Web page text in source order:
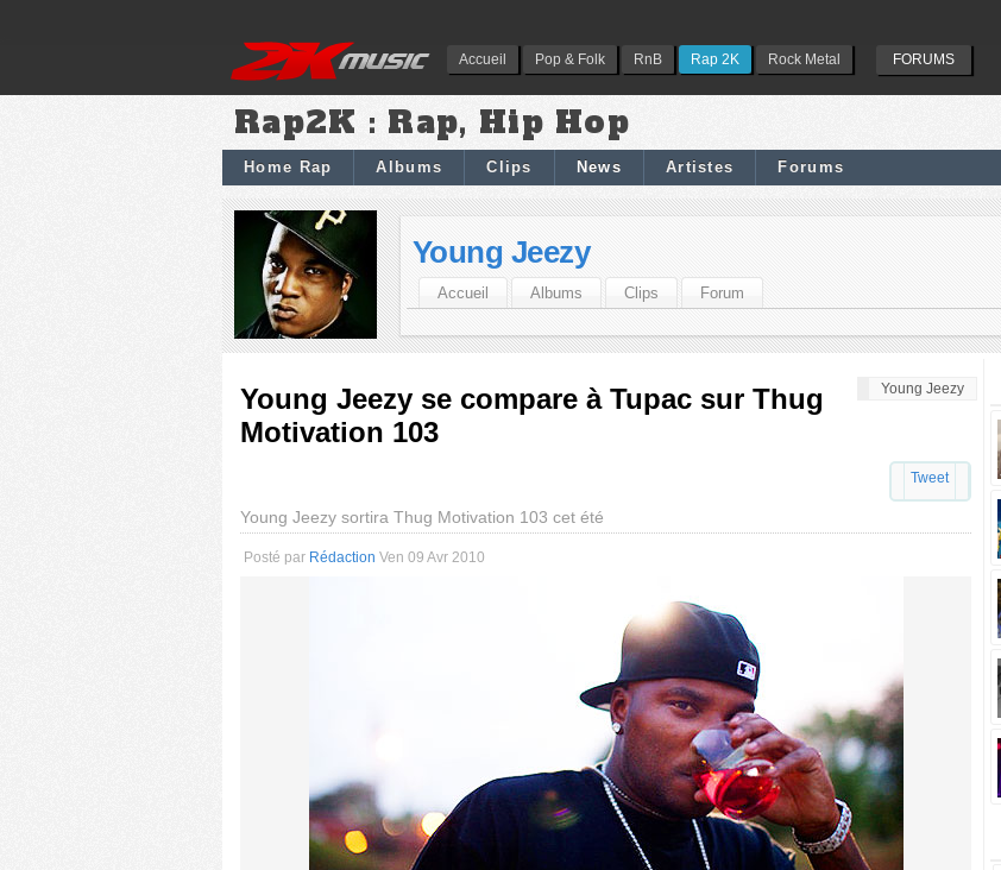
Accueil Pop & Folk RnB Rap 2K Rock Metal FORUMS
Rap2K : Rap, Hip Hop
Home Rap Albums Clips News Artistes Forums
Young Jeezy
Accueil Albums Clips Forum
Young Jeezy
Young Jeezy se compare à Tupac sur Thug
Motivation 103
Tweet
Young Jeezy sortira Thug Motivation 103 cet été
Posté par Rédaction Ven 09 Avr 2010